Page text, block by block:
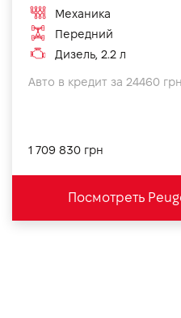
Механика
Передний
Дизель, 2.2 л
Авто в кредит за 24460
1 709 830 грн
Посмотреть